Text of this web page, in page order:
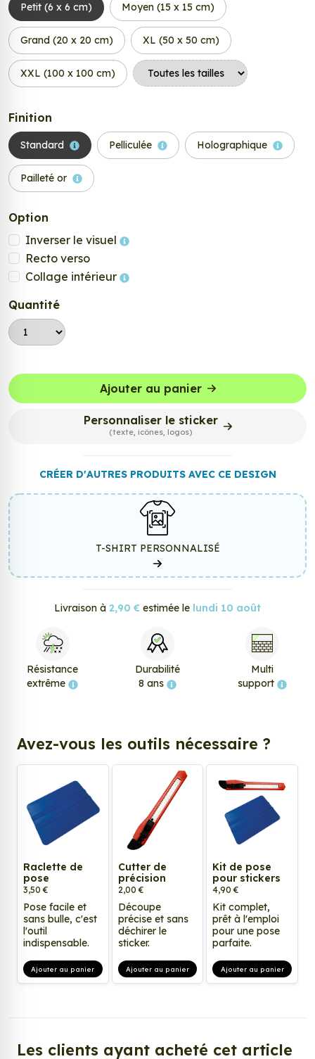
Petit (6 x 6 cm) Moyen (15 x 15 cm)
Grand (20 x 20 cm) XL (50 x 50 cm)
XXL (100 x 100 cm)
Finition
Standard Pelliculée Holographique
Pailleté or
Option
Inverser le visuel
Recto verso
Collage intérieur
Quantité
Ajouter au panier
Personnaliser le sticker
(texte, icônes, logos)
CRÉER D'AUTRES PRODUITS AVEC CE DESIGN
T-SHIRT PERSONNALISÉ
Livraison à 2,90 € estimée le lundi 10 août
Résistance
extrême
Durabilité
8 ans
Multi
support
Avez-vous les outils nécessaire ?
Raclette de
pose
3,50 €
Pose facile et
sans bulle, c'est
l'outil
indispensable.
Ajouter au panier
Cutter de
précision
2,00 €
Découpe
précise et sans
déchirer le
sticker.
Ajouter au panier
Kit de pose
pour stickers
4,90 €
Kit complet,
prêt à l'emploi
pour une pose
parfaite.
Ajouter au panier
Les clients ayant acheté cet article